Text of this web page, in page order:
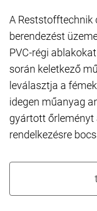
A Reststofftechnik
berendezést
PVC-régi
során keletkező
leválasztja a
idegen műanyag
gyártott őrleményt
rendelkezésre